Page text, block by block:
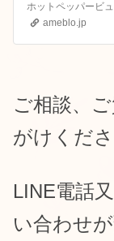
ameblo.jp
ご相談、
がけくだ
LINE電話
い合わせ